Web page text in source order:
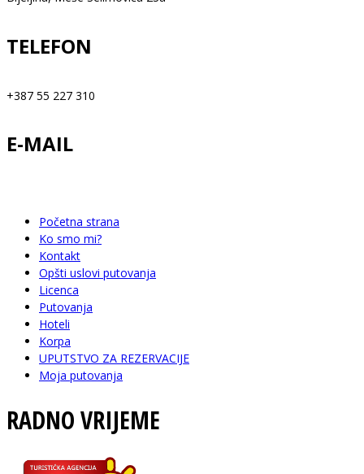
TELEFON
+387 55 227 310
E-MAIL
Početna strana
Ko smo mi?
Kontakt
Opšti uslovi putovanja
Licenca
Putovanja
Hoteli
Korpa
UPUTSTVO ZA REZERVACIJE
Moja putovanja
RADNO VRIJEME